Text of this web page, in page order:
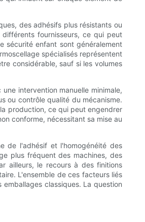
des adhésifs plus résistants ou
fournisseurs, ce qui peut
sécurité enfant sont généralement
spécialisés représentent
considérable, sauf si les volumes
intervention manuelle minimale,
ou contrôle qualité du mécanisme.
production, ce qui peut engendrer
conforme, nécessitant sa mise au
de l'adhésif et l'homogénéité des
plus fréquent des machines, des
ailleurs, le recours à des finitions
L'ensemble de ces facteurs liés
classiques. La question